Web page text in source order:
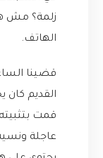
زلمة؟ مش
الهاتف.
قضينا
القديم كان
قمت
عاجلة